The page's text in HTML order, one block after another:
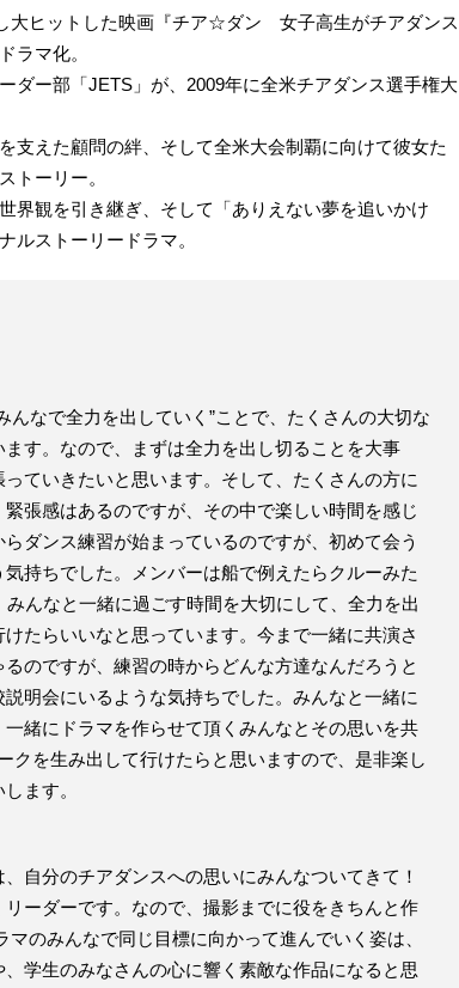
大ヒットした映画『チア☆ダン 女子高生がチアダンス
ラマ化。
ダー部「JETS」が、2009年に全米チアダンス選手権大
支えた顧問の絆、そして全米大会制覇に向けて彼女た
トーリー。
界観を引き継ぎ、そして「ありえない夢を追いかけ
ルストーリードラマ。
んなで全力を出していく”ことで、たくさんの大切な
す。なので、まずは全力を出し切ることを大事
ていきたいと思います。そして、たくさんの方に
張感はあるのですが、その中で楽しい時間を感じ
ダンス練習が始まっているのですが、初めて会う
持ちでした。メンバーは船で例えたらクルーみた
んなと一緒に過ごす時間を大切にして、全力を出
たらいいなと思っています。今まで一緒に共演さ
のですが、練習の時からどんな方達なんだろうと
明会にいるような気持ちでした。みんなと一緒に
緒にドラマを作らせて頂くみんなとその思いを共
クを生み出して行けたらと思いますので、是非楽し
ます。
自分のチアダンスへの思いにみんなついてきて！
ーダーです。なので、撮影までに役をきちんと作
のみんなで同じ目標に向かって進んでいく姿は、
学生のみなさんの心に響く素敵な作品になると思